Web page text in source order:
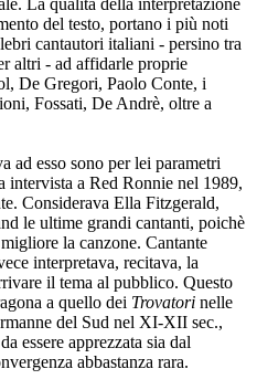
del testo, portano i più noti
cantautori italiani - persino tra
altri - ad affidarle proprie
De Gregori, Paolo Conte, i
Fossati, De Andrè, oltre a
ad esso sono per lei parametri
intervista a Red Ronnie nel 1989,
Considerava Ella Fitzgerald,
le ultime grandi cantanti, poichè
la canzone. Cantante
interpretava, recitava, la
il tema al pubblico. Questo
a quello dei Trovatori nelle
del Sud nel XI-XII sec.,
essere apprezzata sia dal
abbastanza rara.